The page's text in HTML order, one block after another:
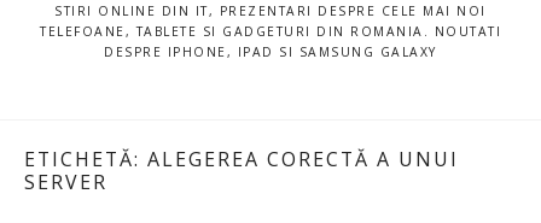
STIRI ONLINE DIN IT, PREZENTARI DESPRE CELE MAI NOI
TELEFOANE, TABLETE SI GADGETURI DIN ROMANIA. NOUTATI
DESPRE IPHONE, IPAD SI SAMSUNG GALAXY
ETICHETĂ: ALEGEREA CORECTĂ A UNUI
SERVER